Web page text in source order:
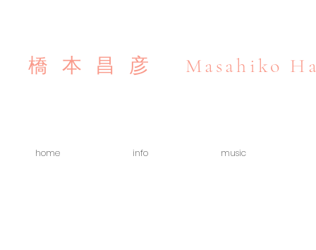
橋本昌彦 Masahiko
home info music